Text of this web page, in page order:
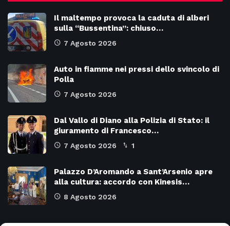
Il maltempo provoca la caduta di alberi
sulla “Bussentina”: chiuso…
7 Agosto 2026
Auto in fiamme nei pressi dello svincolo di
Polla
7 Agosto 2026
Dal Vallo di Diano alla Polizia di Stato: il
giuramento di Francesco…
7 Agosto 2026 1
Palazzo D’Aromando a Sant’Arsenio apre
alla cultura: accordo con Kinesis…
8 Agosto 2026